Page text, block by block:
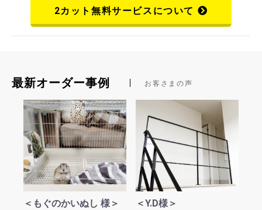
2カット無料サービスについて
最新オーダー事例 お客さまの声
＜もぐのかいぬし 様＞
＜Y.D様＞